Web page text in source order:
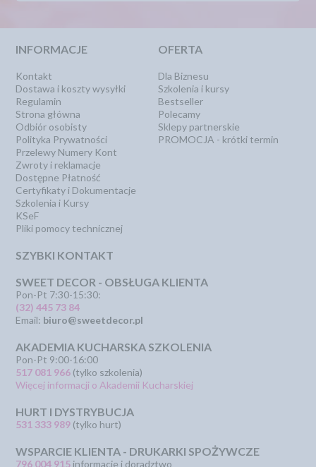
INFORMACJE
Kontakt
Dostawa i koszty wysyłki
Regulamin
Strona główna
Odbiór osobisty
Polityka Prywatności
Przelewy Numery Kont
Zwroty i reklamacje
Dostępne Płatność
Certyfikaty i Dokumentacje
Szkolenia i Kursy
KSeF
Pliki pomocy technicznej
OFERTA
Dla Biznesu
Szkolenia i kursy
Bestseller
Polecamy
Sklepy partnerskie
PROMOCJA - krótki termin
SZYBKI KONTAKT
SWEET DECOR - OBSŁUGA KLIENTA
Pon-Pt 7:30-15:30:
(32) 445 73 84
Email: biuro@sweetdecor.pl
AKADEMIA KUCHARSKA SZKOLENIA
Pon-Pt 9:00-16:00
517 081 966 (tylko szkolenia)
Więcej informacji o Akademii Kucharskiej
HURT I DYSTRYBUCJA
531 333 989 (tylko hurt)
WSPARCIE KLIENTA - DRUKARKI SPOŻYWCZE
796 004 915 informacje i doradztwo